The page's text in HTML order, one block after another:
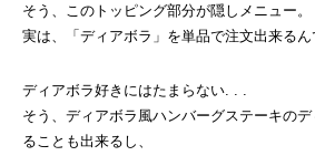
そう、このトッピング部分が隠しメニュー。
実は、「ディアボラ」を単品で注文出来るん
ディアボラ好きにはたまらない. . .
そう、ディアボラ風ハンバーグステーキの
ることも出来るし、